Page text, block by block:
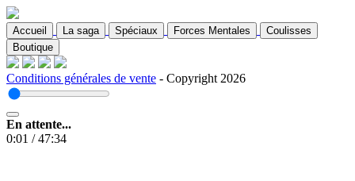
Accueil La saga Spéciaux Forces Mentales
Coulisses
Boutique
Conditions générales de vente - Copyright 2026
En attente...
0:01 /47:34